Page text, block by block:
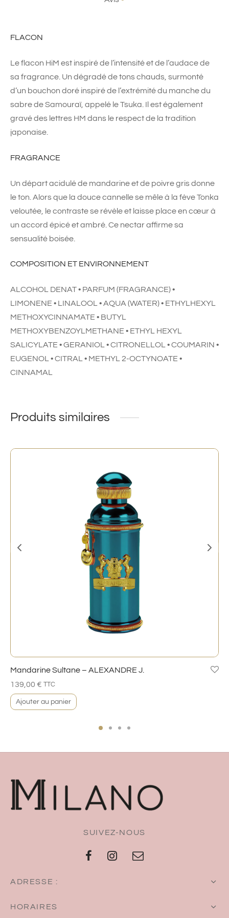
FLACON
Le flacon HiM est inspiré de l’intensité et de l’audace de
sa fragrance. Un dégradé de tons chauds, surmonté
d’un bouchon doré inspiré de l’extrémité du manche du
sabre de Samouraï, appelé le Tsuka. Il est également
gravé des lettres HM dans le respect de la tradition
japonaise.
FRAGRANCE
Un départ acidulé de mandarine et de poivre gris donne
le ton. Alors que la douce cannelle se mêle à la fève Tonka
veloutée, le contraste se révèle et laisse place en cœur à
un accord épicé et ambré. Ce nectar affirme sa
sensualité boisée.
COMPOSITION ET ENVIRONNEMENT
ALCOHOL DENAT • PARFUM (FRAGRANCE) •
LIMONENE • LINALOOL • AQUA (WATER) • ETHYLHEXYL
METHOXYCINNAMATE • BUTYL
METHOXYBENZOYLMETHANE • ETHYL HEXYL
SALICYLATE • GERANIOL • CITRONELLOL • COUMARIN •
EUGENOL • CITRAL • METHYL 2-OCTYNOATE •
CINNAMAL
Produits similaires
Mandarine Sultane – ALEXANDRE J.
139,00 € TTC
Ajouter au panier
SUIVEZ-NOUS
ADRESSE :
HORAIRES